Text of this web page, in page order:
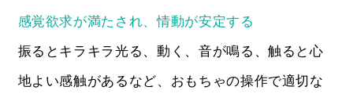
感覚欲求が満たされ、情動が安定する
振るとキラキラ光る、動く、音が鳴る、触ると心
地よい感触があるなど、おもちゃの操作で適切な